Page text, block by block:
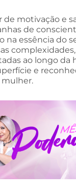
de motivação e
de
na essência do
ao longo da
e
mulher.